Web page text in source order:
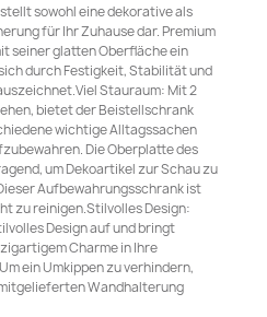
sowohl eine dekorative als
für Ihr Zuhause dar. Premium
seiner glatten Oberfläche ein
durch Festigkeit, Stabilität und
Stauraum: Mit 2
bietet der Beistellschrank
wichtige Alltagssachen
Die Oberplatte des
um Dekoartikel zur Schau zu
Aufbewahrungsschrank ist
zu reinigen.Stilvolles Design:
Design auf und bringt
Charme in Ihre
ein Umkippen zu verhindern,
Wandhalterung